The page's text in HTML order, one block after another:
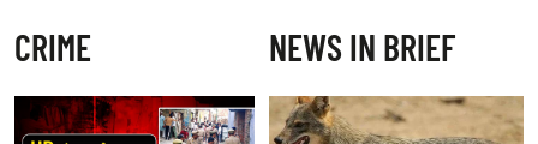
CRIME NEWS IN BRIEF